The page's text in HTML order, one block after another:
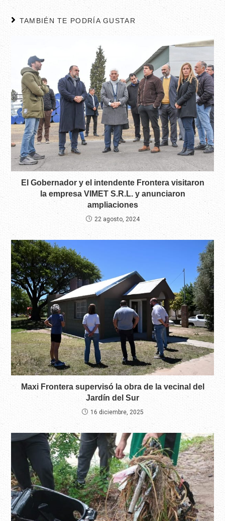
TAMBIÉN TE PODRÍA GUSTAR
El Gobernador y el intendente Frontera visitaron
la empresa VIMET S.R.L. y anunciaron
ampliaciones
22 agosto, 2024
Maxi Frontera supervisó la obra de la vecinal del
Jardín del Sur
16 diciembre, 2025